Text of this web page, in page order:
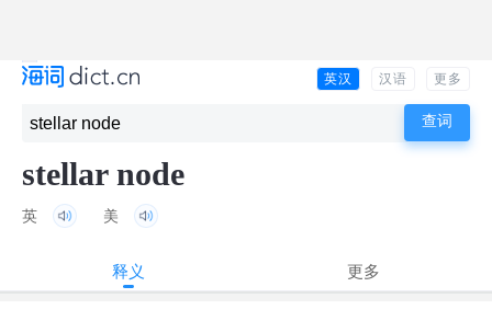
英汉 汉语 更多
stellar node
英 美
释义 更多